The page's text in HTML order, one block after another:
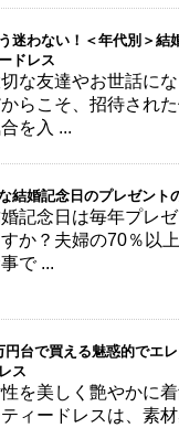
迷わない！＜年代別＞結
ドレス
な友達やお世話に
らこそ、招待され
を入 ...
結婚記念日のプレゼント
記念日は毎年プレ
すか？夫婦の70％以
で ...
円台で買える魅惑的でエ
ス
を美しく艶やかに
ィードレスは、素